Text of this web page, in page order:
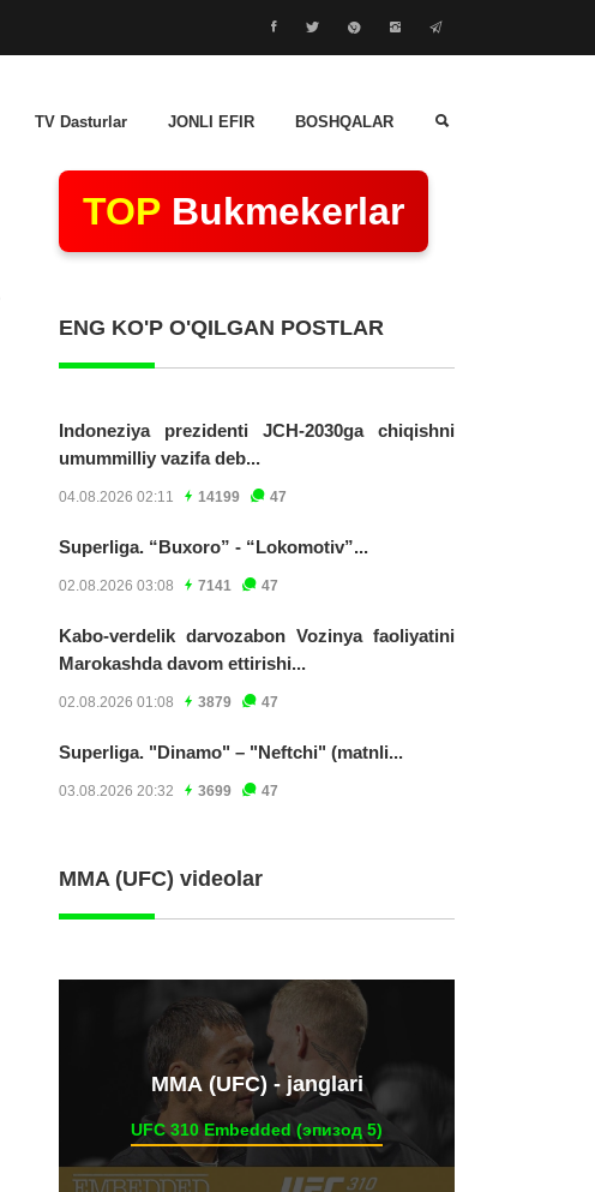
TV Dasturlar JONLI EFIR BOSHQALAR
TOP Bukmekerlar
ENG KO'P O'QILGAN POSTLAR
Indoneziya prezidenti JCH-2030ga chiqishni
umummilliy vazifa deb...
04.08.2026 02:11 14199 47
Superliga. “Buxoro” - “Lokomotiv”...
02.08.2026 03:08 7141 47
Kabo-verdelik darvozabon Vozinya faoliyatini
Marokashda davom ettirishi...
02.08.2026 01:08 3879 47
Superliga. "Dinamo" – "Neftchi" (matnli...
03.08.2026 20:32 3699 47
MMA (UFC) videolar
ММА (UFC) - janglari
UFC 310 Embedded (эпизод 5)